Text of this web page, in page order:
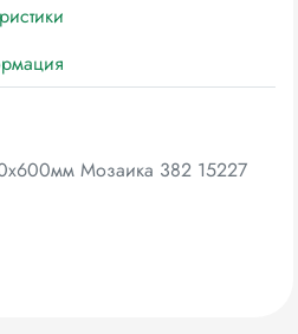
Мозаика 382 15227